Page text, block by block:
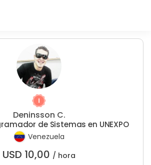
Deninsson C.
de Sistemas en UNEXPO
Venezuela
USD 10,00 / hora